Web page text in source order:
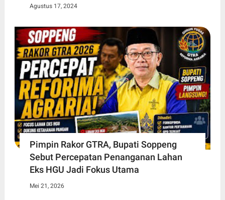
Agustus 17, 2024
Pimpin Rakor GTRA, Bupati Soppeng
Sebut Percepatan Penanganan Lahan
Eks HGU Jadi Fokus Utama
Mei 21, 2026